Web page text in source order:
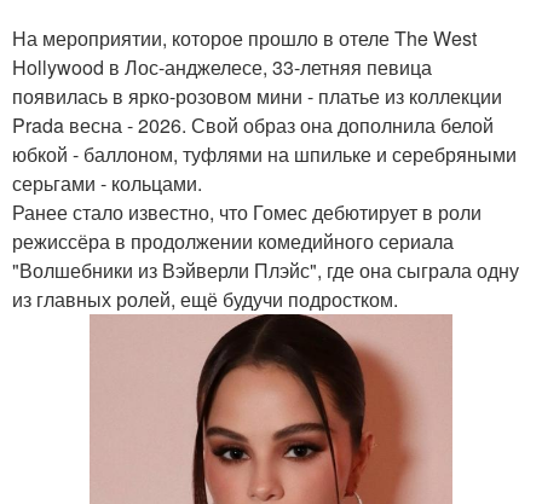
На мероприятии, которое прошло в отеле The West
Hollywood в Лос-анджелесе, 33-летняя певица
появилась в ярко-розовом мини - платье из коллекции
Prada весна - 2026. Свой образ она дополнила белой
юбкой - баллоном, туфлями на шпильке и серебряными
серьгами - кольцами.
Ранее стало известно, что Гомес дебютирует в роли
режиссёра в продолжении комедийного сериала
"Волшебники из Вэйверли Плэйс", где она сыграла одну
из главных ролей, ещё будучи подростком.